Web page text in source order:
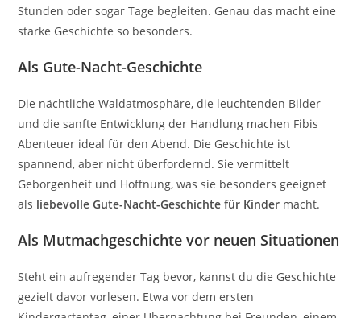
Stunden oder sogar Tage begleiten. Genau das macht eine
starke Geschichte so besonders.
Als Gute-Nacht-Geschichte
Die nächtliche Waldatmosphäre, die leuchtenden Bilder
und die sanfte Entwicklung der Handlung machen Fibis
Abenteuer ideal für den Abend. Die Geschichte ist
spannend, aber nicht überfordernd. Sie vermittelt
Geborgenheit und Hoffnung, was sie besonders geeignet
als liebevolle Gute-Nacht-Geschichte für Kinder macht.
Als Mutmachgeschichte vor neuen Situationen
Steht ein aufregender Tag bevor, kannst du die Geschichte
gezielt davor vorlesen. Etwa vor dem ersten